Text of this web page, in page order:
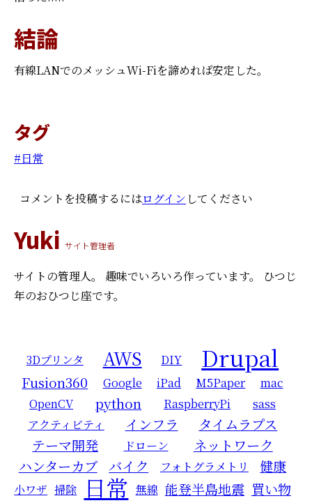
結論
有線LANでのメッシュWi-Fiを諦めれば安定した。
タグ
日常
コメントを投稿するにはログイン してください
Yuki サイト管理者
サイトの管理人。 趣味でいろいろ作っています。
ひつじ
年のおひつじ座です。
3Dプリンタ AWS DIY Drupal
Fusion360 Google iPad M5Paper
mac
OpenCV
python RaspberryPi
sass
アクティビティ
インフラ
タイムラプス
テーマ開発
ドローン
ネットワーク
ハンターカブ
バイク フォトグラメトリ 健康
小ワザ 掃除 日常 無線 能登半島地震 買い物